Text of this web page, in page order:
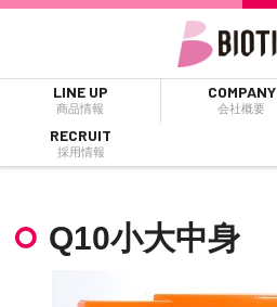
LINE UP
商品情報
COMPANY
会社概要
RECRUIT
採用情報
Q10小大中身